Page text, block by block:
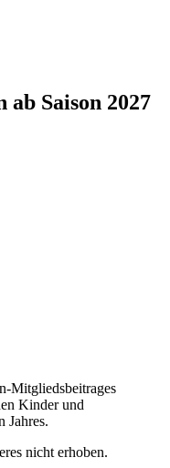
Saison 2027
Mitgliedsbeitrages
Kinder und
Jahres.
nicht erhoben.